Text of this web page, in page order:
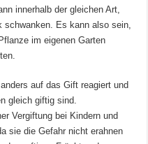
innerhalb der gleichen Art,
schwanken. Es kann also sein,
im eigenen Garten
auf das Gift reagiert und
gleich giftig sind.
Vergiftung bei Kindern und
sie die Gefahr nicht erahnen